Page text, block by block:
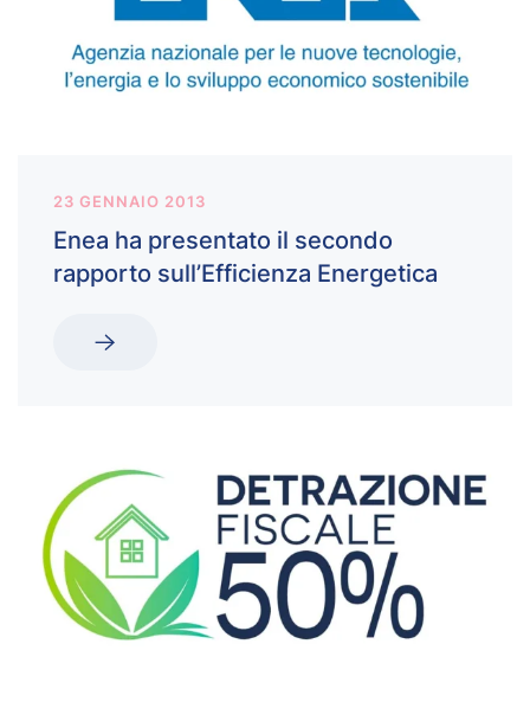
23 GENNAIO 2013
Enea ha presentato il secondo
rapporto sull’Efficienza Energetica